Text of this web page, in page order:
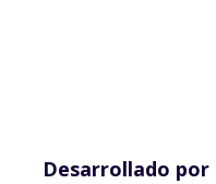
Desarrollado por